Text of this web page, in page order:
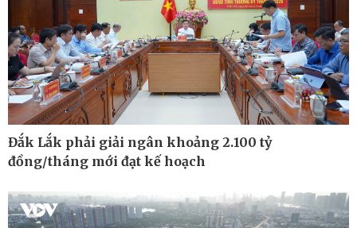
Đắk Lắk phải giải ngân khoảng 2.100 tỷ
đồng/tháng mới đạt kế hoạch